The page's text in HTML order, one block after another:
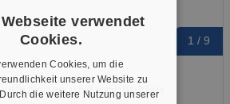
1 / 9
einziehen und wohlfühlen
verwendet
Cookies.
Cookies, um die
unserer Website zu
die weitere Nutzung unserer